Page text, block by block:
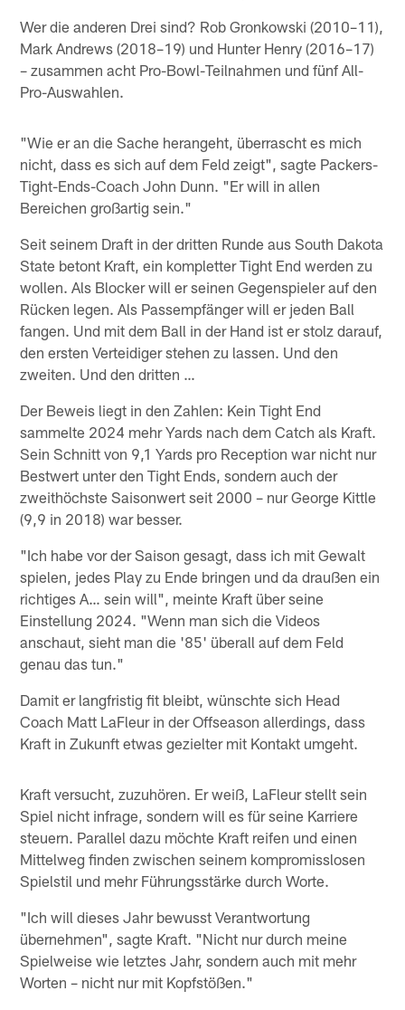
Wer die anderen Drei sind? Rob Gronkowski (2010–11),
Mark Andrews (2018–19) und Hunter Henry (2016–17)
– zusammen acht Pro-Bowl-Teilnahmen und fünf All-
Pro-Auswahlen.
"Wie er an die Sache herangeht, überrascht es mich
nicht, dass es sich auf dem Feld zeigt", sagte Packers-
Tight-Ends-Coach John Dunn. "Er will in allen
Bereichen großartig sein."
Seit seinem Draft in der dritten Runde aus South Dakota
State betont Kraft, ein kompletter Tight End werden zu
wollen. Als Blocker will er seinen Gegenspieler auf den
Rücken legen. Als Passempfänger will er jeden Ball
fangen. Und mit dem Ball in der Hand ist er stolz darauf,
den ersten Verteidiger stehen zu lassen. Und den
zweiten. Und den dritten …
Der Beweis liegt in den Zahlen: Kein Tight End
sammelte 2024 mehr Yards nach dem Catch als Kraft.
Sein Schnitt von 9,1 Yards pro Reception war nicht nur
Bestwert unter den Tight Ends, sondern auch der
zweithöchste Saisonwert seit 2000 – nur George Kittle
(9,9 in 2018) war besser.
"Ich habe vor der Saison gesagt, dass ich mit Gewalt
spielen, jedes Play zu Ende bringen und da draußen ein
richtiges A… sein will", meinte Kraft über seine
Einstellung 2024. "Wenn man sich die Videos
anschaut, sieht man die '85' überall auf dem Feld
genau das tun."
Damit er langfristig fit bleibt, wünschte sich Head
Coach Matt LaFleur in der Offseason allerdings, dass
Kraft in Zukunft etwas gezielter mit Kontakt umgeht.
Kraft versucht, zuzuhören. Er weiß, LaFleur stellt sein
Spiel nicht infrage, sondern will es für seine Karriere
steuern. Parallel dazu möchte Kraft reifen und einen
Mittelweg finden zwischen seinem kompromisslosen
Spielstil und mehr Führungsstärke durch Worte.
"Ich will dieses Jahr bewusst Verantwortung
übernehmen", sagte Kraft. "Nicht nur durch meine
Spielweise wie letztes Jahr, sondern auch mit mehr
Worten – nicht nur mit Kopfstößen."